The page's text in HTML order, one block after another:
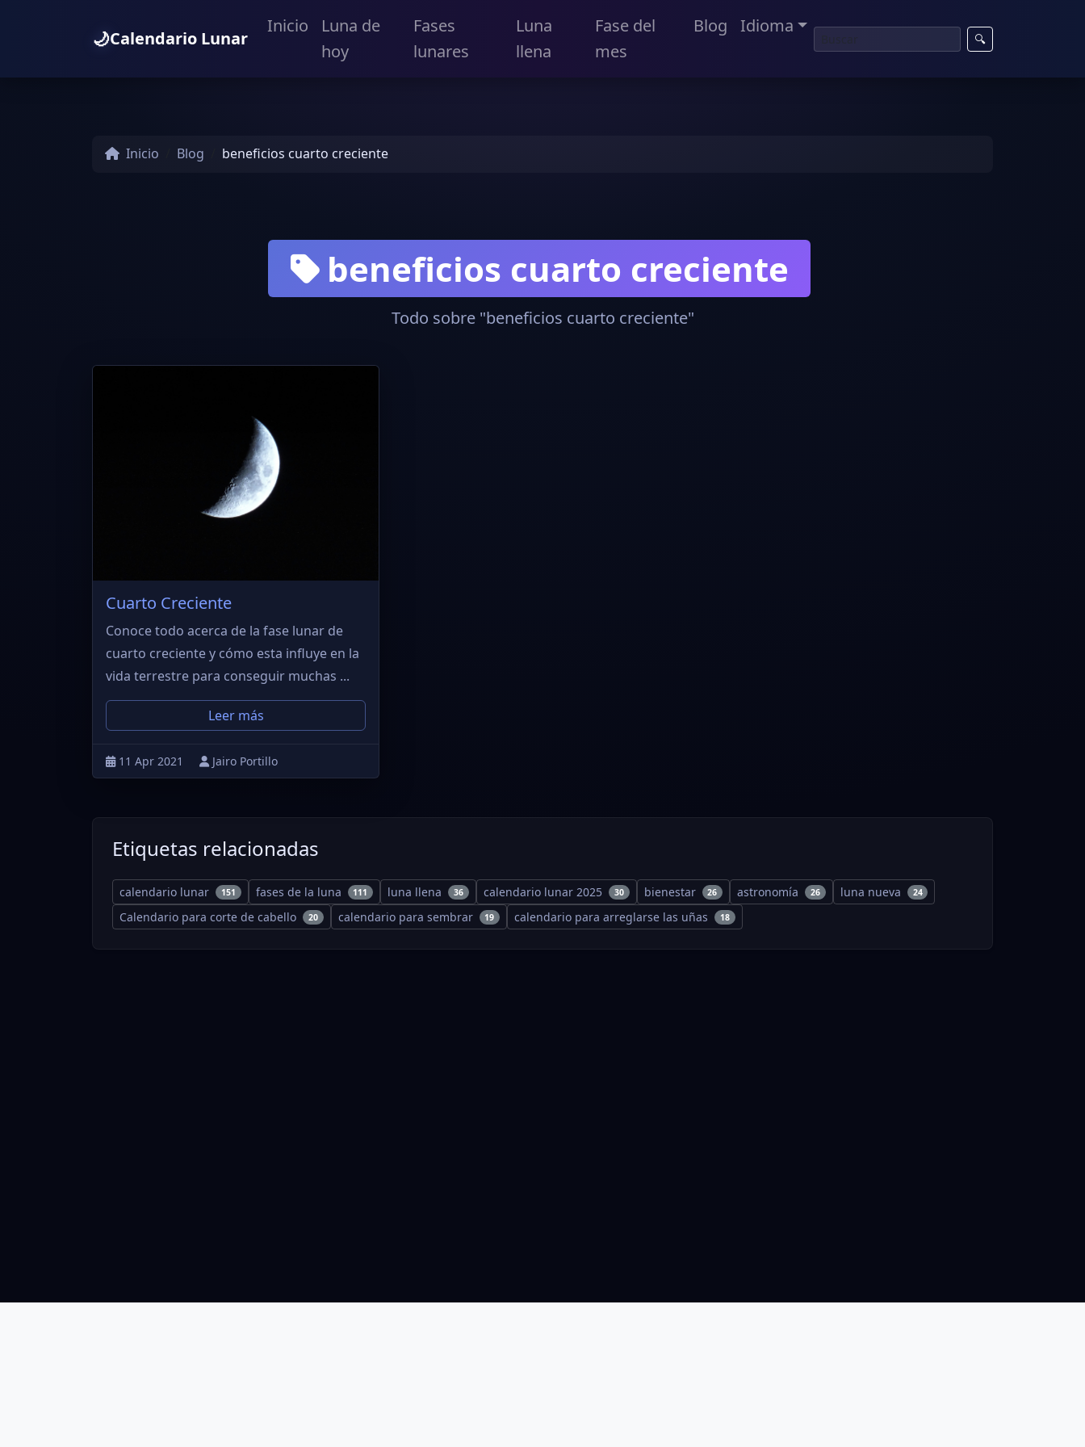
🌙Calendario Lunar
Inicio
Luna de
hoy
Fases
lunares
Luna
llena
Fase del
mes
Blog Idioma
🔍
Inicio Blog beneficios cuarto creciente
beneficios cuarto creciente
Todo sobre "beneficios cuarto creciente"
Cuarto Creciente
Conoce todo acerca de la fase lunar de
cuarto creciente y cómo esta influye en la
vida terrestre para conseguir muchas ...
Leer más
11 Apr 2021 Jairo Portillo
Etiquetas relacionadas
calendario lunar 151 fases de la luna 111 luna llena 36 calendario lunar 2025 30 bienestar 26 astronomía 26 luna nueva 24
Calendario para corte de cabello 20 calendario para sembrar 19 calendario para arreglarse las uñas 18